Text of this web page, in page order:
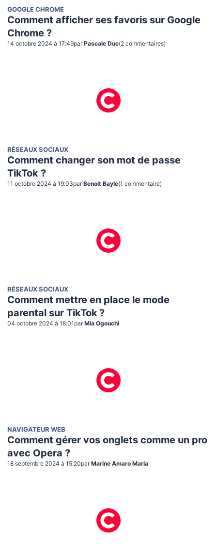
GOOGLE CHROME
Comment afficher ses favoris sur Google
Chrome ?
14 octobre 2024 à 17:49par Pascale Duc(2 commentaires)
RÉSEAUX SOCIAUX
Comment changer son mot de passe
TikTok ?
11 octobre 2024 à 19:03par Benoit Bayle(1 commentaire)
RÉSEAUX SOCIAUX
Comment mettre en place le mode
parental sur TikTok ?
04 octobre 2024 à 18:01 par Mia Ogouchi
NAVIGATEUR WEB
Comment gérer vos onglets comme un pro
avec Opera ?
18 septembre 2024 à 15:20par Marine Amaro Maria